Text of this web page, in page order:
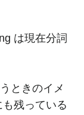
は現在分詞
ときのイメ
残っている